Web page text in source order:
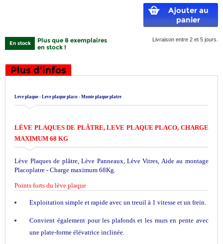
Ajouter au
panier
En stock
Plus que 8 exemplaires
en stock !
Livraison entre 2 et 5 jours.
Plus d'infos
Leve plaque - Leve plaque placo - Monte plaque platre
LÈVE PLAQUES DE PLÂTRE, LEVE PLAQUE PLACO, CHARGE
MAXIMUM 68 KG
Lève Plaques de plâtre, Lève Panneaux, Lève Vitres, Aide au montage
Placoplatre - Charge maximum 68Kg.
Points forts du lève plaque
Exploitation simple et rapide avec un treuil à 1 vitesse et un frein.
Convient également pour les plafonds et les murs en pente avec
une plate-forme élévatrice inclinée.